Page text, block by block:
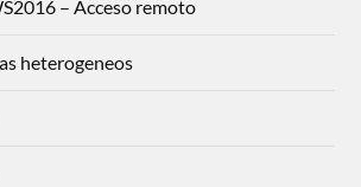
– Acceso remoto
heterogeneos